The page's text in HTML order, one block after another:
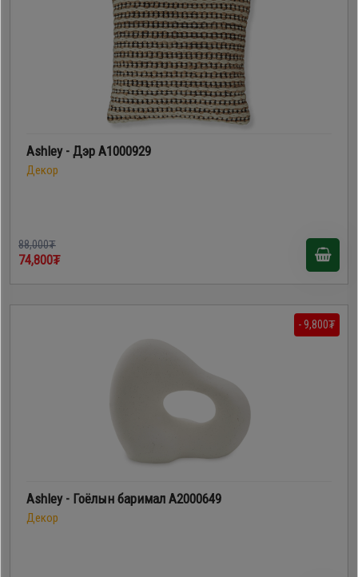
Ashley - Дэр A1000929
Декор
88,000₮
74,800₮
- 9,800₮
Ashley - Гоёлын баримал A2000649
Декор